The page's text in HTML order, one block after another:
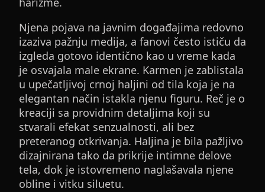
Njena pojava na javnim događajima redovno
izaziva pažnju medija, a fanovi često ističu da
izgleda gotovo identično kao u vreme kada
je osvajala male ekrane. Karmen je zablistala
u upečatljivoj crnoj haljini od tila koja je na
elegantan način istakla njenu figuru. Reč je o
kreaciji sa providnim detaljima koji su
stvarali efekat senzualnosti, ali bez
preteranog otkrivanja. Haljina je bila pažljivo
dizajnirana tako da prikrije intimne delove
tela, dok je istovremeno naglašavala njene
obline i vitku siluetu.